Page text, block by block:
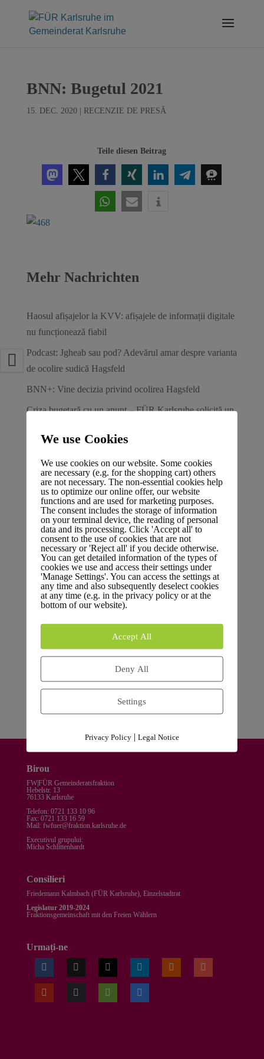
content
BNN: Bugetul 2021
15. DEC. 2020| RECENZIE DE PRESĂ
Teile diesen Beitrag
Mehr Nachrichten
Haosul afișajelor la KVV: afișajele de informații digitale
nu funcționează fiabil
Podcast: Jgheab sau pod? Adevărul amar despre varianta
de ocolire sudică Hagsfeld
BNN+: Vine decizia privind ocolirea Hagsfeld
Criza bugetară cu un anunț – FÜR Karlsruhe solicită un
BNN+: Avalanșa de interes vine în oraș
Aktuelles von FÜR Karlsruhe
FÜR Karlsruhe fordert umfassende Überprüfung
städtischer Mitgliedschaften
FÜR Karlsruhe setzt sich für den Erhalt der
Garnisonskirche in Knielingen ein
Finanzielle Herausforderungen der Kommunen: Ein
Podcast-Gespräch mit Dr. Breitkreuz
FÜR Karlsruhe begrüßt Verkauf städtischer Immobilien
– Langjährige Forderung wird umgesetzt
Bei der Südumfahrung in Hagsfeld: Eine riskante
Entscheidung gegen wirtschaftliche Vernunft und
ökologische Notwendigkeiten
Birou
FW|FÜR Gemeinderatsfraktion
Hebelstr. 13
76133 Karlsruhe
Telefon: 0721 133 10 96
Fax: 0721 133 16 59
Mail: fwfuer@fraktion.karlsruhe.de
Executivul grupului:
Micha Schlittenhardt
Consilieri
Friedemann Kalmbach (FÜR Karlsruhe), Einzelstadtrat
Legislatur 2019-2024
Fraktionsgemeinschaft mit den Freien Wählern
Urmați-ne
We use Cookies
We use cookies on our website. Some cookies
are necessary (e.g. for the shopping cart) others
are not necessary. The non-essential cookies help
us to optimize our online offer, our website
functions and are used for marketing purposes.
The consent includes the storage of information
on your terminal device, the reading of personal
data and its processing. Click 'Accept all' to
consent to the use of cookies that are not
necessary or 'Reject all' if you decide otherwise.
You can get detailed information of the types of
cookies we use and access their settings under
'Manage Settings'. You can access the settings at
any time and also subsequently deselect cookies
at any time (e.g. in the privacy policy or at the
bottom of our website).
Accept All
Deny All
Settings
Privacy Policy| Legal Notice